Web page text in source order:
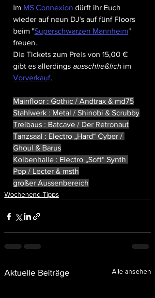
Im MS Connexion dürft ihr Euch
wieder auf neun DJ's auf fünf Floors
beim "Superschwarzen Mannheim"
freuen.
Die Tickets zum Preis von 15,00 €
gibt es allerdings ausschließlich im
Vorverkauf.
Mainfloor : Gothic / Andtrax & md75
Stahlwerk : Metal / Shinobi & Scrubby
Treibaus : Batcave / Der Retronaut
Tanzsaal : Electro „Hard“ Cyber /
Ghoul & Barus
Kolbenhalle : Electro „Soft“ Synth
Pop / Lecter & msth
großer Aussenbereich
Wochenend-Tipps
Aktuelle Beiträge Alle ansehen